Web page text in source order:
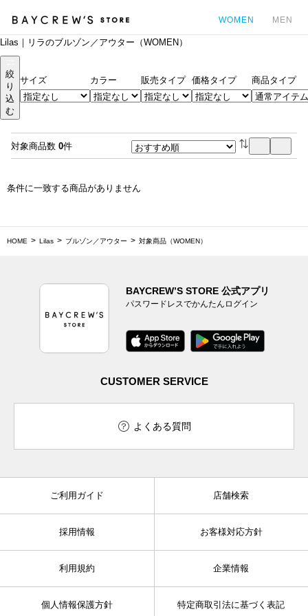
WOMEN MEN
Lilas｜リラのブルゾン／アウター（WOMEN）
絞
り
込
む
サイズ カラー 販売タイプ 価格タイプ 商品タイプ
対象商品数 0件
条件に一致する商品がありません
HOME Lilas ブルゾン／アウター 対象商品（WOMEN）
BAYCREW’S STORE 公式アプリ
パスワードレスでかんたんログイン
CUSTOMER SERVICE
よくある質問
ご利用ガイド 店舗検索
採用情報 お客様対応方針
利用規約 企業情報
個人情報保護方針 特定商取引法に基づく表記